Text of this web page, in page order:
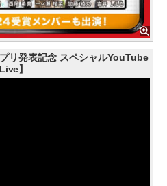
リ発表記念 スペシャルYouTube
Live】